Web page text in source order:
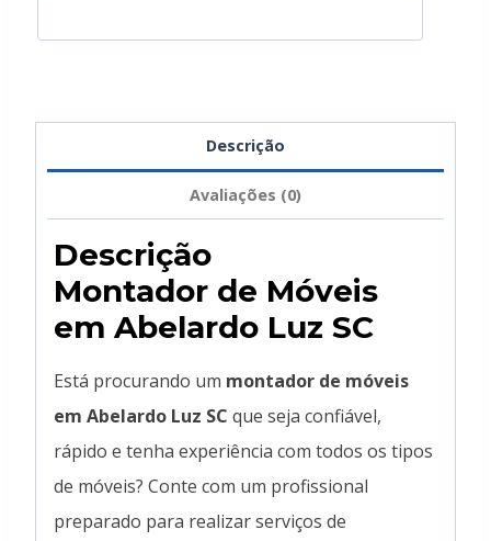
Descrição
Avaliações (0)
Descrição
Montador de Móveis
em Abelardo Luz SC
Está procurando um montador de móveis
em Abelardo Luz SC que seja confiável,
rápido e tenha experiência com todos os tipos
de móveis? Conte com um profissional
preparado para realizar serviços de